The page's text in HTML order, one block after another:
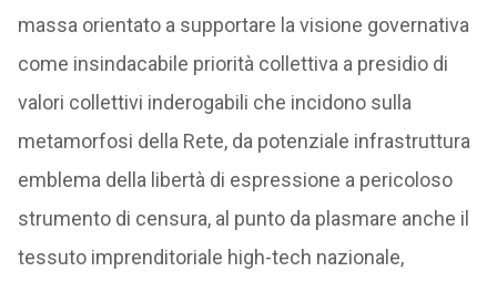
massa orientato a supportare la visione governativa
come insindacabile priorità collettiva a presidio di
valori collettivi inderogabili che incidono sulla
metamorfosi della Rete, da potenziale infrastruttura
emblema della libertà di espressione a pericoloso
strumento di censura, al punto da plasmare anche il
tessuto imprenditoriale high-tech nazionale,